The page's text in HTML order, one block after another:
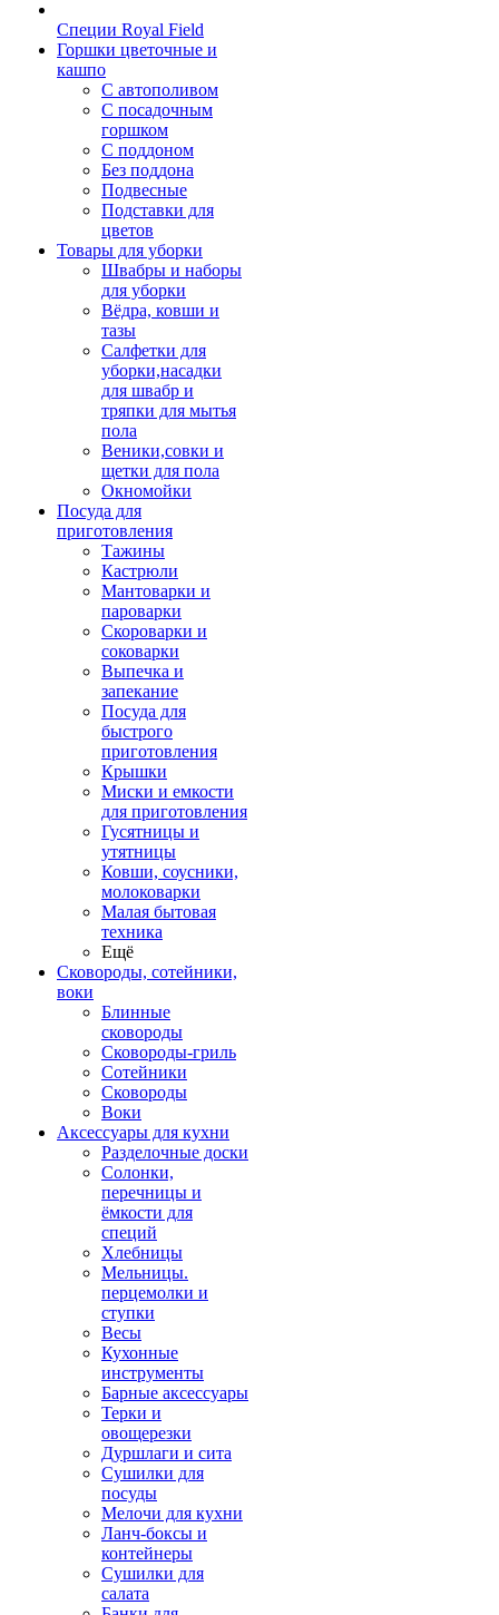
Специи Royal Field
Горшки цветочные и
кашпо
С автополивом
С посадочным
горшком
С поддоном
Без поддона
Подвесные
Подставки для
цветов
Товары для уборки
Швабры и наборы
для уборки
Вёдра, ковши и
тазы
Салфетки для
уборки,насадки
для швабр и
тряпки для мытья
пола
Веники,совки и
щетки для пола
Окномойки
Посуда для
приготовления
Тажины
Кастрюли
Мантоварки и
пароварки
Скороварки и
соковарки
Выпечка и
запекание
Посуда для
быстрого
приготовления
Крышки
Миски и емкости
для приготовления
Гусятницы и
утятницы
Ковши, соусники,
молоковарки
Малая бытовая
техника
Ещё
Сковороды, сотейники,
воки
Блинные
сковороды
Сковороды-гриль
Сотейники
Сковороды
Воки
Аксессуары для кухни
Разделочные доски
Солонки,
перечницы и
ёмкости для
специй
Хлебницы
Мельницы.
перцемолки и
ступки
Весы
Кухонные
инструменты
Барные аксессуары
Терки и
овощерезки
Дуршлаги и сита
Сушилки для
посуды
Мелочи для кухни
Ланч-боксы и
контейнеры
Сушилки для
салата